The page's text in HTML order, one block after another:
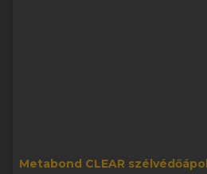
Metabond CLEAR